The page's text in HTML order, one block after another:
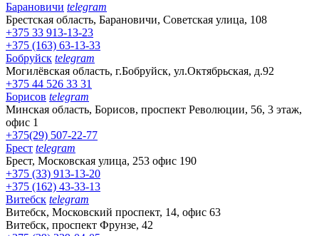
Барановичи telegram
Брестская область, Барановичи, Советская улица, 108
+375 33 913-13-23
+375 (163) 63-13-33
Бобруйск telegram
Могилёвская область, г.Бобруйск, ул.Октябрьская, д.92
+375 44 526 33 31
Борисов telegram
Минская область, Борисов, проспект Революции, 56, 3 этаж,
офис 1
+375(29) 507-22-77
Брест telegram
Брест, Московская улица, 253 офис 190
+375 (33) 913-13-20
+375 (162) 43-33-13
Витебск telegram
Витебск, Московский проспект, 14, офис 63
Витебск, проспект Фрунзе, 42